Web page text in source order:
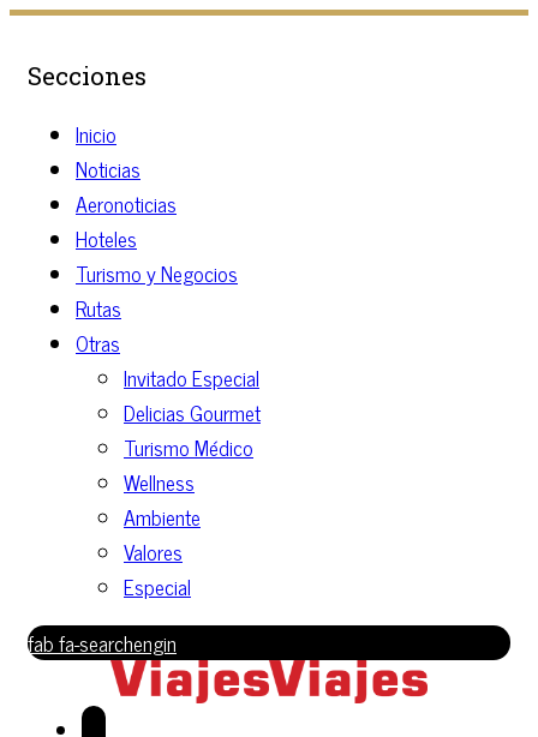
Secciones
Inicio
Noticias
Aeronoticias
Hoteles
Turismo y Negocios
Rutas
Otras
Invitado Especial
Delicias Gourmet
Turismo Médico
Wellness
Ambiente
Valores
Especial
fab fa-searchengin